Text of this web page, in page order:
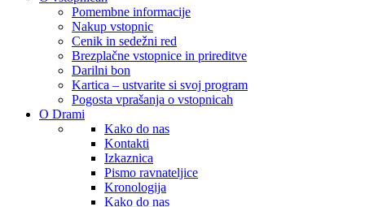
Pomembne informacije
Nakup vstopnic
Cenik in sedežni red
Brezplačne vstopnice in prireditve
Darilni bon
Kartica – ustvarite si svoj program
Pogosta vprašanja o vstopnicah
O Drami
Kako do nas
Kontakti
Izkaznica
Pismo ravnateljice
Kronologija
Kako do nas